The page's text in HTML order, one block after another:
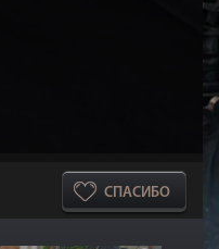
СПАСИБО